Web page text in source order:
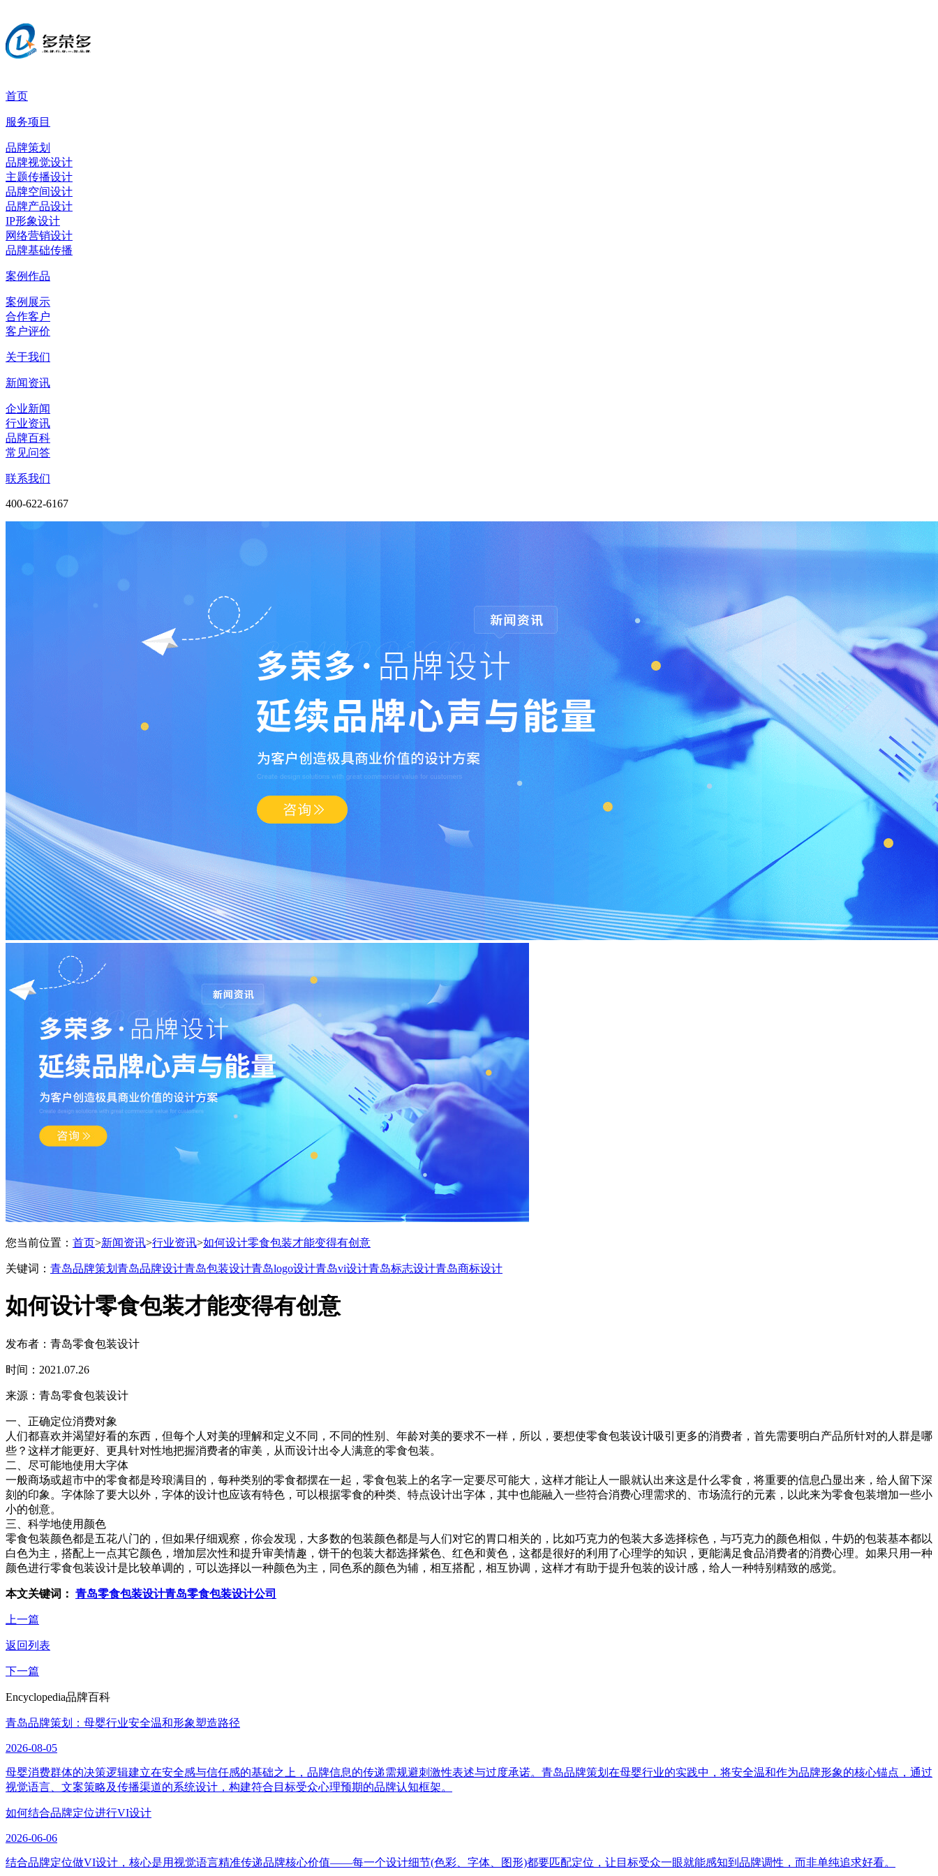
首页
服务项目
品牌策划
品牌视觉设计
主题传播设计
品牌空间设计
品牌产品设计
IP形象设计
网络营销设计
品牌基础传播
案例作品
案例展示
合作客户
客户评价
关于我们
新闻资讯
企业新闻
行业资讯
品牌百科
常见问答
联系我们
400-622-6167
您当前位置： 首页>新闻资讯>行业资讯>如何设计零食包装才能变得有创意
关键词： 青岛品牌策划 青岛品牌设计青岛包装设计青岛logo设计青岛vi设计青岛标志设计青岛商标设计
如何设计零食包装才能变得有创意
发布者：青岛零食包装设计
时间：2021.07.26
来源：青岛零食包装设计
一、正确定位消费对象
人们都喜欢并渴望好看的东西，但每个人对美的理解和定义不同，不同的性别、年龄对美的要求不一样，所以，要想使零食包装设计吸引更多的消费者，首先需要明白产品所针对的人群是哪
些？这样才能更好、更具针对性地把握消费者的审美，从而设计出令人满意的零食包装。
二、尽可能地使用大字体
一般商场或超市中的零食都是玲琅满目的，每种类别的零食都摆在一起，零食包装上的名字一定要尽可能大，这样才能让人一眼就认出来这是什么零食，将重要的信息凸显出来，给人留下深
刻的印象。字体除了要大以外，字体的设计也应该有特色，可以根据零食的种类、特点设计出字体，其中也能融入一些符合消费心理需求的、市场流行的元素，以此来为零食包装增加一些小
小的创意。
三、科学地使用颜色
零食包装颜色都是五花八门的，但如果仔细观察，你会发现，大多数的包装颜色都是与人们对它的胃口相关的，比如巧克力的包装大多选择棕色，与巧克力的颜色相似，牛奶的包装基本都以
白色为主，搭配上一点其它颜色，增加层次性和提升审美情趣，饼干的包装大都选择紫色、红色和黄色，这都是很好的利用了心理学的知识，更能满足食品消费者的消费心理。如果只用一种
颜色进行零食包装设计是比较单调的，可以选择以一种颜色为主，同色系的颜色为辅，相互搭配，相互协调，这样才有助于提升包装的设计感，给人一种特别精致的感觉。
本文关键词： 青岛零食包装设计青岛零食包装设计公司
上一篇
返回列表
下一篇
Encyclopedia品牌百科
青岛品牌策划：母婴行业安全温和形象塑造路径
2026-08-05
母婴消费群体的决策逻辑建立在安全感与信任感的基础之上，品牌信息的传递需规避刺激性表述与过度承诺。青岛品牌策划在母婴行业的实践中，将安全温和作为品牌形象的核心锚点，通过
视觉语言、文案策略及传播渠道的系统设计，构建符合目标受众心理预期的品牌认知框架。
如何结合品牌定位进行VI设计
2026-06-06
结合品牌定位做VI设计，核心是用视觉语言精准传递品牌核心价值——每一个设计细节(色彩、字体、图形)都要匹配定位，让目标受众一眼就能感知到品牌调性，而非单纯追求好看。